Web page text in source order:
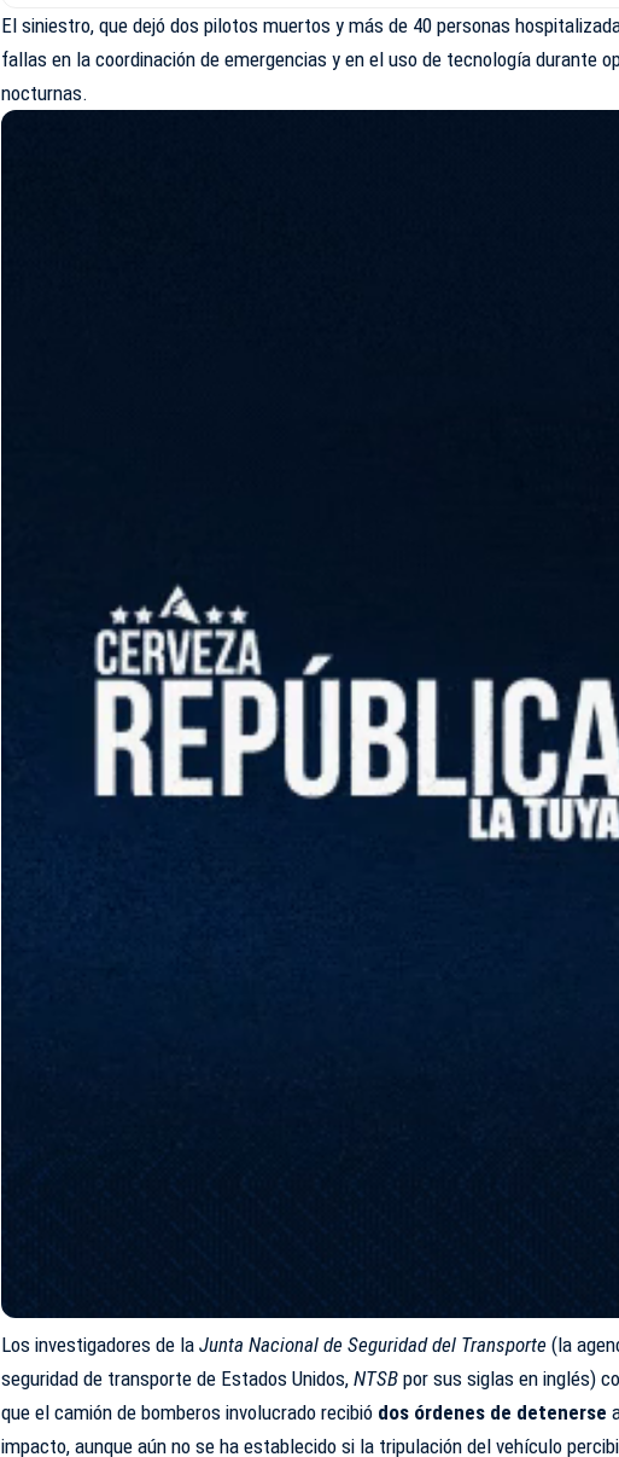
El siniestro, que dejó dos pilotos muertos y más de 40 personas
fallas en la coordinación de emergencias y en el uso de tecnología durante
nocturnas.
Los investigadores de laJunta Nacional de Seguridad del Transporte (la
seguridad de transporte de Estados Unidos,NTSB por sus siglas en inglés)
que el camión de bomberos involucrado recibió dos órdenes de detenerse
impacto, aunque aún no se ha establecido si la tripulación del vehículo